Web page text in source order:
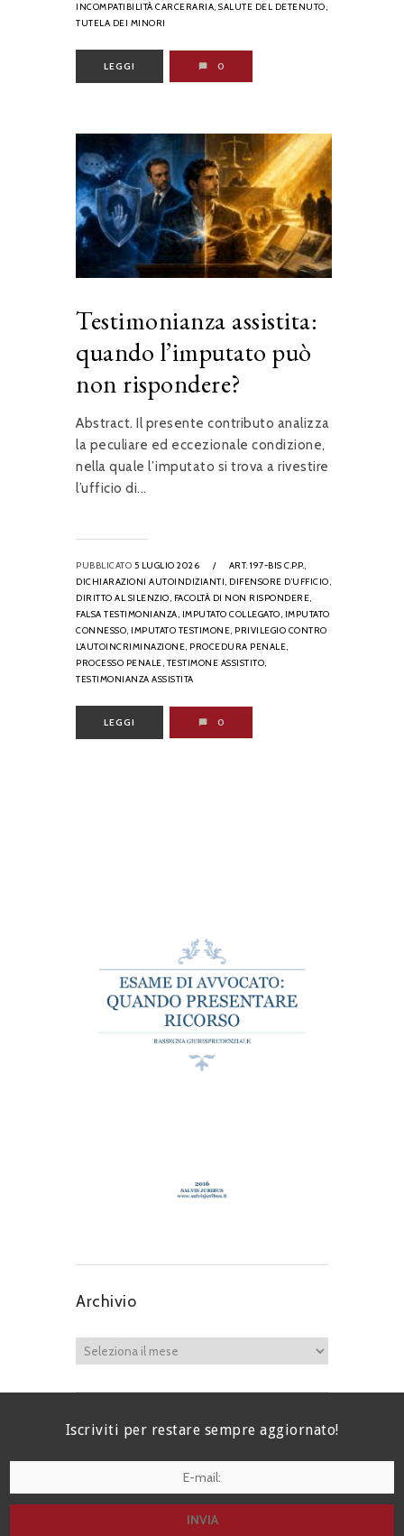
INCOMPATIBILITÀ CARCERARIA, SALUTE DEL DETENUTO,
TUTELA DEI MINORI
LEGGI 0
Testimonianza assistita:
quando l’imputato può
non rispondere?
Abstract. Il presente contributo analizza
la peculiare ed eccezionale condizione,
nella quale l’imputato si trova a rivestire
l’ufficio di...
PUBBLICATO 5 LUGLIO 2026 /
ART. 197-BIS C.P.P.,
DICHIARAZIONI AUTOINDIZIANTI, DIFENSORE D’UFFICIO,
DIRITTO AL SILENZIO, FACOLTÀ DI NON RISPONDERE,
FALSA TESTIMONIANZA, IMPUTATO COLLEGATO, IMPUTATO
CONNESSO, IMPUTATO TESTIMONE, PRIVILEGIO CONTRO
L’AUTOINCRIMINAZIONE, PROCEDURA PENALE,
PROCESSO PENALE, TESTIMONE ASSISTITO,
TESTIMONIANZA ASSISTITA
LEGGI 0
Archivio
Iscriviti per restare sempre aggiornato!